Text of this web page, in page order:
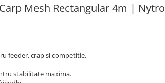
Mesh Rectangular 4m | Nytro
feeder, crap si competitie.
stabilitate maxima.